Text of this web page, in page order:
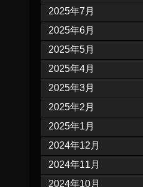
2025年7月
2025年6月
2025年5月
2025年4月
2025年3月
2025年2月
2025年1月
2024年12月
2024年11月
2024年10月